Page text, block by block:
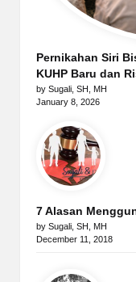
Pernikahan Siri
KUHP Baru dan
by Sugali, SH, MH
January 8, 2026
7 Alasan
by Sugali, SH, MH
December 11, 2018